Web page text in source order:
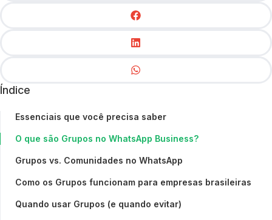
Índice
Essenciais que você precisa saber
O que são Grupos no WhatsApp Business?
Grupos vs. Comunidades no WhatsApp
Como os Grupos funcionam para empresas brasileiras
Quando usar Grupos (e quando evitar)